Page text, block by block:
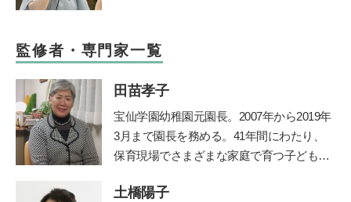
監修者・専門家一覧
田苗孝子
宝仙学園幼稚園元園長。2007年から2019年
3月まで園長を務める。41年間にわたり、
保育現場でさまざまな家庭で育つ子どもと
定評がある。豊かな経験を活かして、『幼
土橋陽子